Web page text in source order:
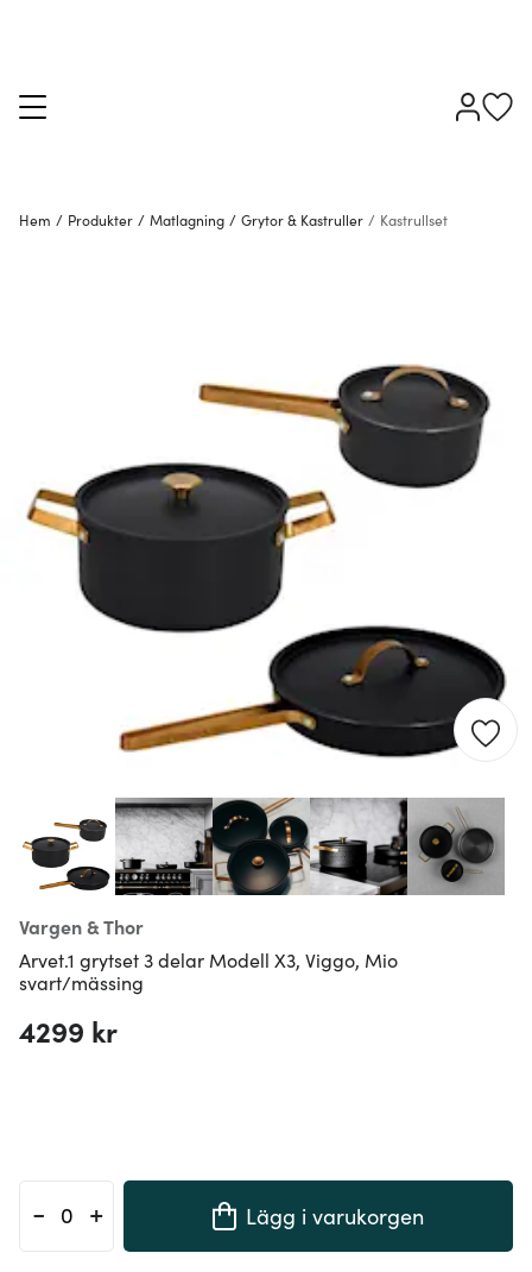
Hem / Produkter / Matlagning / Grytor & Kastruller / Kastrullset
Vargen & Thor
Arvet.1 grytset 3 delar Modell X3, Viggo, Mio
svart/mässing
4299 kr
- + Lägg i varukorgen